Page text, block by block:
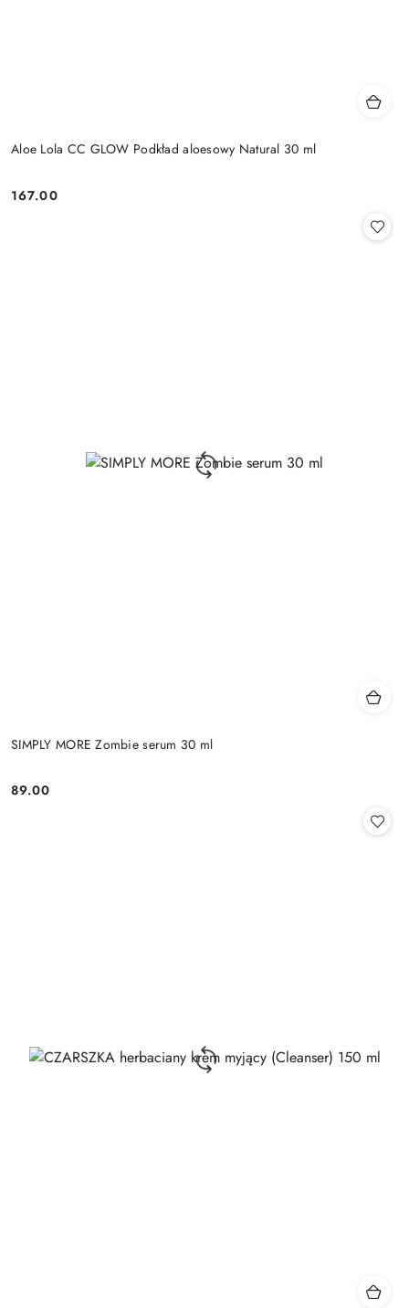
Aloe Lola CC GLOW Podkład aloesowy Natural 30 ml
Cena:
167.00
SIMPLY MORE Zombie serum 30 ml
Cena:
89.00